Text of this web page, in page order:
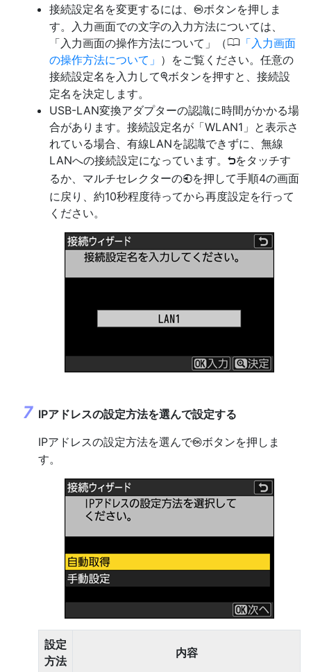
接続設定名を変更するには、
Jボタンを押しま
す。入力画面での文字の入力方法については、
「入力画面の操作方法について」（0
入力画面
の操作方法について
）をご覧ください。任意の
接続設定名を入力してXボタンを押すと、接続設
定名を決定します。
USB-LAN変換アダプターの認識に時間がかかる場
合があります。接続設定名が「WLAN1」と表示さ
れている場合、有線LANを認識できずに、無線
LANへの接続設定になっています。 Zをタッチす
るか、マルチセレクターの4を押して手順4の画面
に戻り、約10秒程度待ってから再度設定を行って
ください。
IPアドレスの設定方法を選んで設定する
IPアドレスの設定方法を選んでJボタンを押しま
す。
設定
方法
内容